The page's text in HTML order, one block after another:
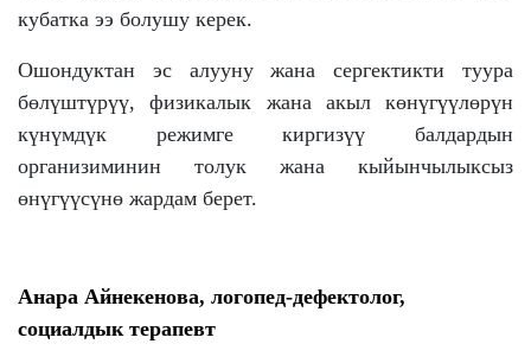
кубатка ээ болушу керек.
Ошондуктан эс алууну жана сергектикти туура
бөлүштүрүү, физикалык жана акыл көнүгүүлөрүн
күнүмдүк режимге киргизүү балдардын
организиминин толук жана кыйынчылыксыз
өнүгүүсүнө жардам берет.
Анара Айнекенова, логопед-дефектолог,
социалдык терапевт